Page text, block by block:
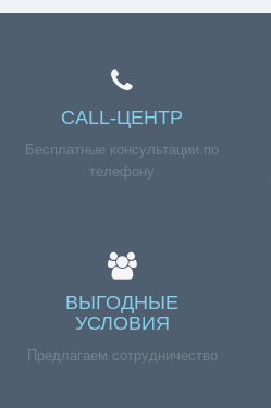
CALL-ЦЕНТР
Бесплатные консультации по
телефону
ВЫГОДНЫЕ
УСЛОВИЯ
Предлагаем сотрудничество